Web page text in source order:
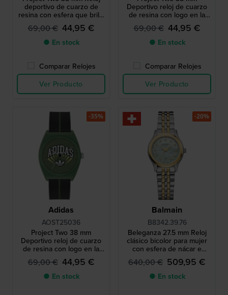
deportivo de cuarzo de
resina con esfera que brilla
en la oscuridad
69,00 € 44,95 €
● En stock
Comparar Relojes
Ver Producto
Deportivo reloj de cuarzo
de resina con logo en la
esfera
69,00 € 44,95 €
● En stock
Comparar Relojes
Ver Producto
Adidas
AOST25036
Project Two 38 mm
Deportivo reloj de cuarzo
de resina con logo en la
esfera
69,00 € 44,95 €
● En stock
-35%
Balmain
B8342.39.76
Beleganza 27.5 mm Reloj
clásico bicolor para mujer
con esfera de nácar e
índices de diamante
640,00 € 509,95 €
● En stock
-20%